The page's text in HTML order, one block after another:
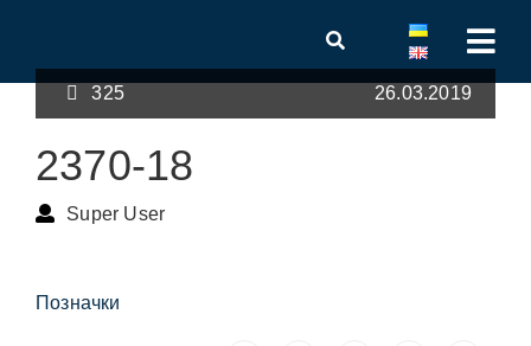
325 26.03.2019
2370-18
Super User
Позначки